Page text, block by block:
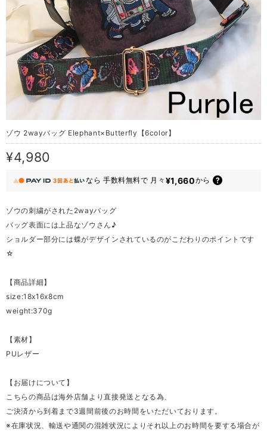
ゾウ 2wayバッグ Elephant×Butterfly【6color】
¥4,980
なら 手数料無料で 月々 ¥1,660から
ゾウの刺繍がされた2wayバッグ
バッグ表面には上品なゾウさん♪
ショルダー部分には蝶がデザインされているのがこだわりのポイントです
☆
【商品詳細】
size:18x16x8cm
weight:370g
【素材】
PUレザー
【お届けについて】
こちらの商品は海外店舗より直接発送となる為、
ご決済から到着まで3週間前後のお時間をいただいております。
※在庫状況、輸送や通関の混雑状況によりそれ以上のお時間を要する場合が